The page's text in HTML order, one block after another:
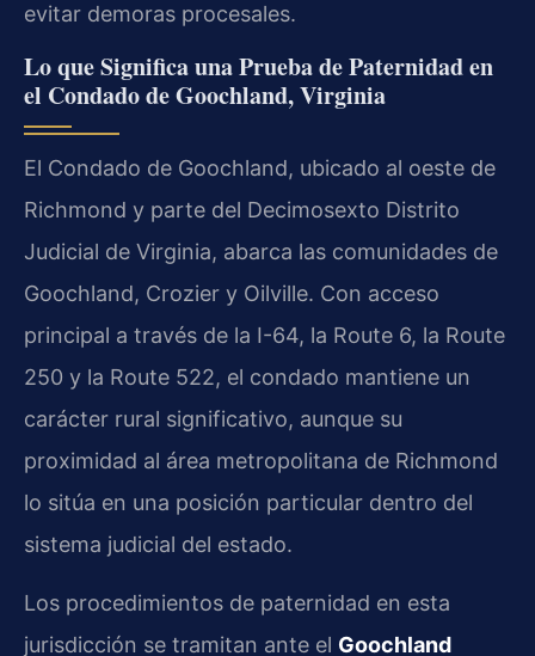
evitar demoras procesales.
Lo que Significa una Prueba de Paternidad en
el Condado de Goochland, Virginia
El Condado de Goochland, ubicado al oeste de
Richmond y parte del Decimosexto Distrito
Judicial de Virginia, abarca las comunidades de
Goochland, Crozier y Oilville. Con acceso
principal a través de la I-64, la Route 6, la Route
250 y la Route 522, el condado mantiene un
carácter rural significativo, aunque su
proximidad al área metropolitana de Richmond
lo sitúa en una posición particular dentro del
sistema judicial del estado.
Los procedimientos de paternidad en esta
jurisdicción se tramitan ante el Goochland